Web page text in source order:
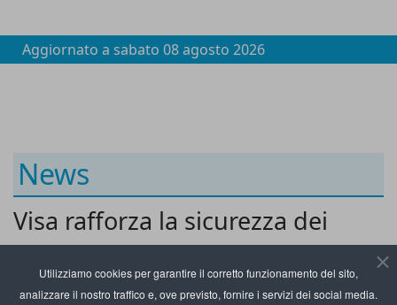
Utilizziamo cookies per garantire il corretto funzionamento del sito,
analizzare il nostro traffico e, ove previsto, fornire i servizi dei social media.
Aggiornato a sabato 08 agosto 2026
News
Visa rafforza la sicurezza dei
pagamenti con la nuova
piattaforma Vtip